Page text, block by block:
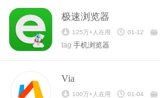
极速浏览器
125万+人在用 01-12
tag 手机浏览器
Via
100万+人在用 01-04